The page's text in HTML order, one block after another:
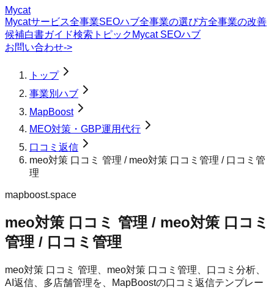
Mycat
Mycatサービス全事業SEOハブ全事業の選び方全事業の改善
候補白書ガイド検索トピック Mycat SEOハブ
お問い合わせ->
トップ
事業別ハブ
MapBoost
MEO対策・GBP運用代行
口コミ返信
meo対策 口コミ 管理 / meo対策 口コミ管理 / 口コミ管
理
mapboost.space
meo対策 口コミ 管理 / meo対策 口コミ
管理 / 口コミ管理
meo対策 口コミ 管理、meo対策 口コミ管理、口コミ分析、
AI返信、多店舗管理を、MapBoostの口コミ返信テンプレー